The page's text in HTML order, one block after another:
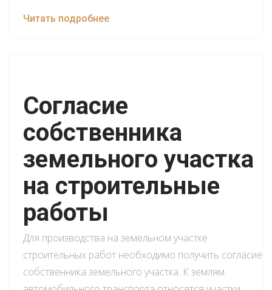
Читать подробнее
Согласие
собственника
земельного участка
на строительные
работы
Для производства на земельном участке
строительных работ необходимо получить согласие
собственника земельного участка. К землям